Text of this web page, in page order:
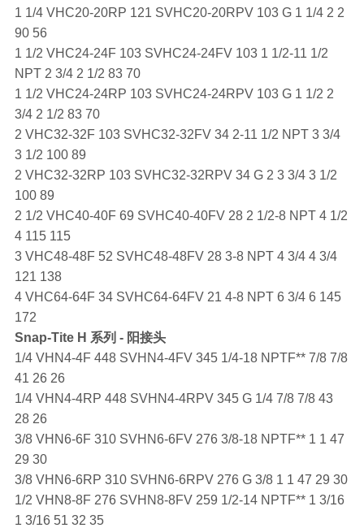
1 1/4 VHC20-20RP 121 SVHC20-20RPV 103 G 1 1/4 2 2
90 56
1 1/2 VHC24-24F 103 SVHC24-24FV 103 1 1/2-11 1/2
NPT 2 3/4 2 1/2 83 70
1 1/2 VHC24-24RP 103 SVHC24-24RPV 103 G 1 1/2 2
3/4 2 1/2 83 70
2 VHC32-32F 103 SVHC32-32FV 34 2-11 1/2 NPT 3 3/4
3 1/2 100 89
2 VHC32-32RP 103 SVHC32-32RPV 34 G 2 3 3/4 3 1/2
100 89
2 1/2 VHC40-40F 69 SVHC40-40FV 28 2 1/2-8 NPT 4 1/2
4 115 115
3 VHC48-48F 52 SVHC48-48FV 28 3-8 NPT 4 3/4 4 3/4
121 138
4 VHC64-64F 34 SVHC64-64FV 21 4-8 NPT 6 3/4 6 145
172
Snap-Tite H 系列 - 阳接头
1/4 VHN4-4F 448 SVHN4-4FV 345 1/4-18 NPTF** 7/8 7/8
41 26 26
1/4 VHN4-4RP 448 SVHN4-4RPV 345 G 1/4 7/8 7/8 43
28 26
3/8 VHN6-6F 310 SVHN6-6FV 276 3/8-18 NPTF** 1 1 47
29 30
3/8 VHN6-6RP 310 SVHN6-6RPV 276 G 3/8 1 1 47 29 30
1/2 VHN8-8F 276 SVHN8-8FV 259 1/2-14 NPTF** 1 3/16
1 3/16 51 32 35